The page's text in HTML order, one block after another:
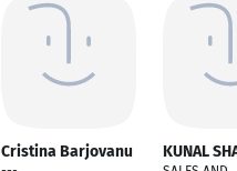
Cristina Barjovanu KUNAL